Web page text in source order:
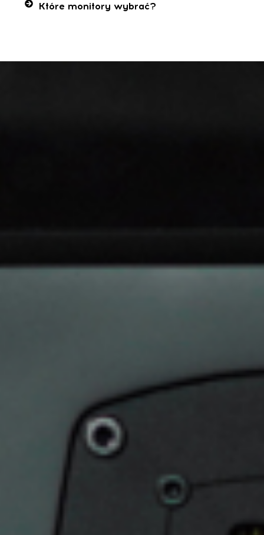
Które monitory wybrać?